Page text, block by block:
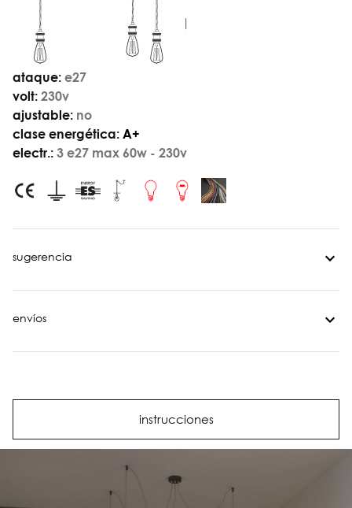
ataque: e27
volt: 230v
ajustable: no
clase energética: A+
electr.: 3 e27 max 60w - 230v
sugerencia
envíos
instrucciones